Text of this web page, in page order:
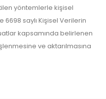
yöntemlerle kişisel
saylı Kişisel Verilerin
kapsamında belirlenen
ve aktarılmasına